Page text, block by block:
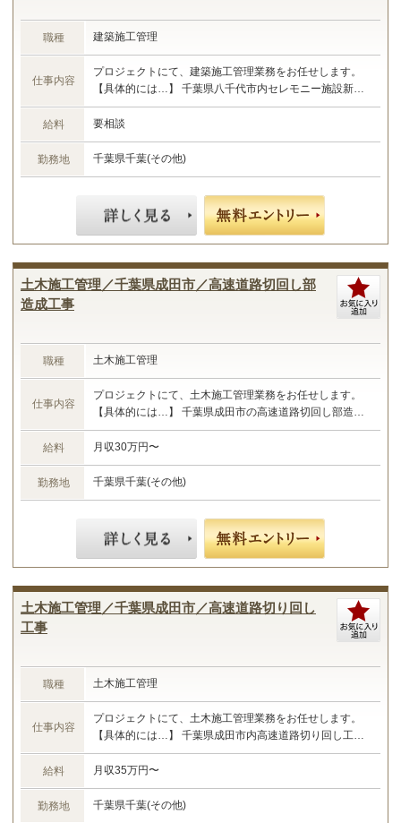
職種 建築施工管理
仕事内容
プロジェクトにて、建築施工管理業務をお任せします。
【具体的には…】 千葉県八千代市内セレモニー施設新設
工事における施工管理業務 ・現場管理全般（原価、工
程、安全、品質） ・予算管理、施工計画 ・現場工事の取
りまとめ ・書類作成 など ☆あなたのご経験やスキルに
合わせた業務をお任せします☆
給料 要相談
勤務地 千葉県千葉(その他)
土木施工管理／千葉県成田市／高速道路切回し部
造成工事
職種 土木施工管理
仕事内容
プロジェクトにて、土木施工管理業務をお任せします。
【具体的には…】 千葉県成田市の高速道路切回し部造成
工事における施工管理業務 ・現場管理全般（原価、工
程、安全、品質） ・予算管理、施工計画 ・現場工事の取
りまとめ ・書類作成 など ☆あなたのご経験やスキルに
合わせた業務をお任せします☆
給料 月収30万円〜
勤務地 千葉県千葉(その他)
土木施工管理／千葉県成田市／高速道路切り回し
工事
職種 土木施工管理
仕事内容
プロジェクトにて、土木施工管理業務をお任せします。
【具体的には…】 千葉県成田市内高速道路切り回し工事
における施工管理業務 ・現場管理全般（原価、工程、安
全、品質） ・予算管理、施工計画 ・現場工事の取りまと
め ・書類作成 など ☆あなたのご経験やスキルに合わせ
た業務をお任せします☆
給料 月収35万円〜
勤務地 千葉県千葉(その他)